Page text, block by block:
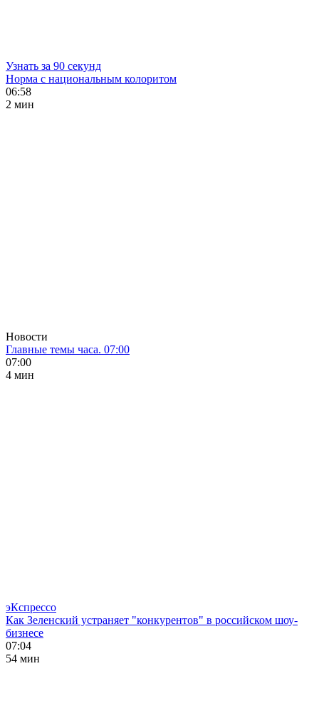
Узнать за 90 секунд
Норма с национальным колоритом
06:58
2 мин
Новости
Главные темы часа. 07:00
07:00
4 мин
эКспрессо
Как Зеленский устраняет "конкурентов" в российском шоу-
бизнесе
07:04
54 мин